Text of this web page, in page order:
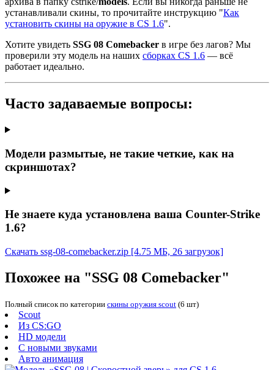
устанавливали скины, то прочитайте инструкцию "Как
установить скины на оружие в CS 1.6".
Хотите увидеть SSG 08 Comebacker в игре без лагов? Мы
проверили эту модель на наших сборках CS 1.6 — всё
работает идеально.
Часто задаваемые вопросы:
Модели размытые, не такие четкие, как на
скриншотах?
Не знаете куда установлена ваша Counter-Strike
1.6?
Скачать ssg-08-comebacker.zip [4.75 МБ, 26 загрузок]
Похожее на "SSG 08 Comebacker"
Полный список по категории скины оружия scout (6 шт)
Scout
Из CS:GO
HD модели
С новыми звуками
Авто анимация